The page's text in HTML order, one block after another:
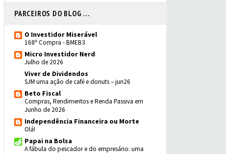
PARCEIROS DO BLOG ...
O Investidor Miserável
168ª Compra - BMEB3
Micro Investidor Nerd
Julho de 2026
Viver de Dividendos
SJM uma ação de café e donuts – jun26
Beto Fiscal
Compras, Rendimentos e Renda Passiva em
Junho de 2026
Independência Financeira ou Morte
Olá!
Papai na Bolsa
A fábula do pescador e do empresário: uma